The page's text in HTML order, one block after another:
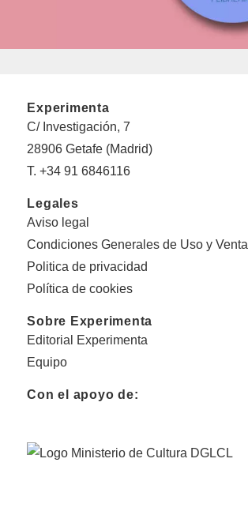
Experimenta
C/ Investigación, 7
28906 Getafe (Madrid)
T. +34 91 6846116
Legales
Aviso legal
Condiciones Generales de Uso y Venta
Politica de privacidad
Política de cookies
Sobre Experimenta
Editorial Experimenta
Equipo
Con el apoyo de: